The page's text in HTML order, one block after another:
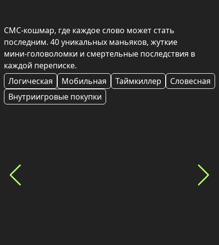
СМС-кошмар, где каждое слово может стать
последним. 40 уникальных маньяков, жуткие
мини‑головоломки и смертельные последствия в
каждой переписке.
Логическая
Мобильная Таймкиллер
Словесная
Внутриигровые покупки